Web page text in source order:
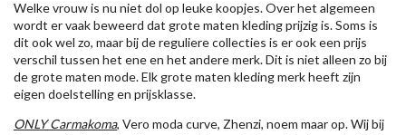
Welke vrouw is nu niet dol op leuke koopjes. Over het algemeen
wordt er vaak beweerd dat grote maten kleding prijzig is. Soms is
dit ook wel zo, maar bij de reguliere collecties is er ook een prijs
verschil tussen het ene en het andere merk. Dit is niet alleen zo bij
de grote maten mode. Elk grote maten kleding merk heeft zijn
eigen doelstelling en prijsklasse.
ONLY Carmakoma, Vero moda curve, Zhenzi, noem maar op. Wij bij